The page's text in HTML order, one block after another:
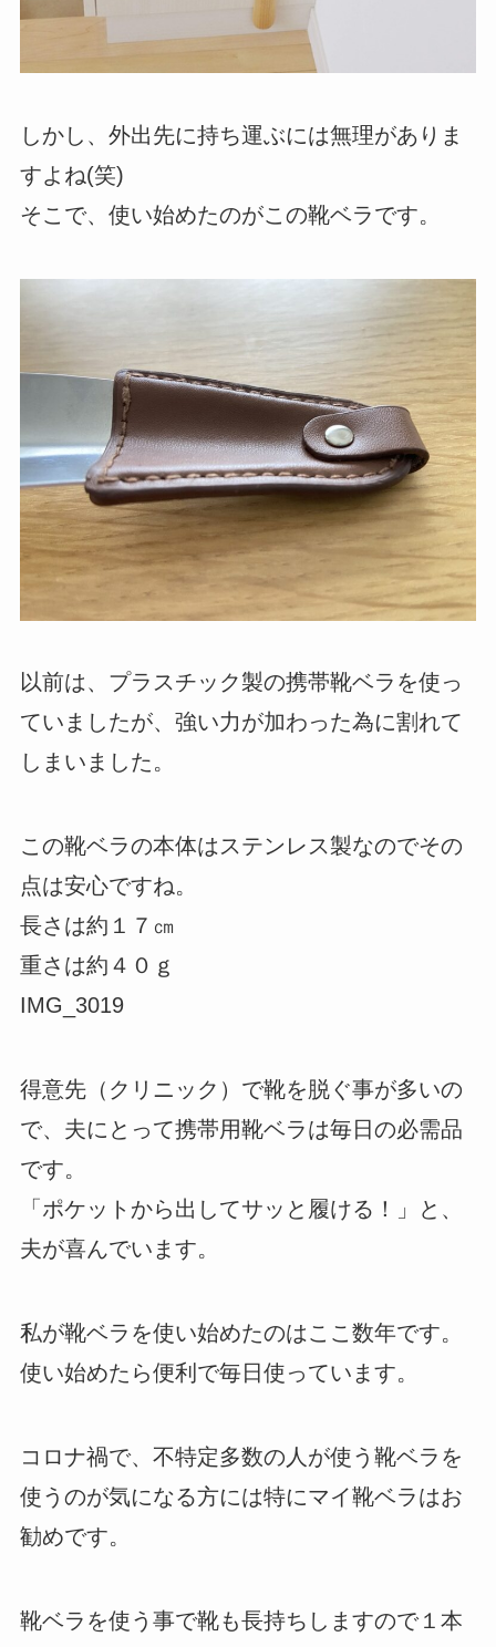
しかし、外出先に持ち運ぶには無理がありま
すよね(笑)
そこで、使い始めたのがこの靴ベラです。
以前は、プラスチック製の携帯靴ベラを使っ
ていましたが、強い力が加わった為に割れて
しまいました。
この靴ベラの本体はステンレス製なのでその
点は安心ですね。
長さは約１７㎝
重さは約４０ｇ
IMG_3019
得意先（クリニック）で靴を脱ぐ事が多いの
で、夫にとって携帯用靴ベラは毎日の必需品
です。
「ポケットから出してサッと履ける！」と、
夫が喜んでいます。
私が靴ベラを使い始めたのはここ数年です。
使い始めたら便利で毎日使っています。
コロナ禍で、不特定多数の人が使う靴ベラを
使うのが気になる方には特にマイ靴ベラはお
勧めです。
靴ベラを使う事で靴も長持ちしますので１本